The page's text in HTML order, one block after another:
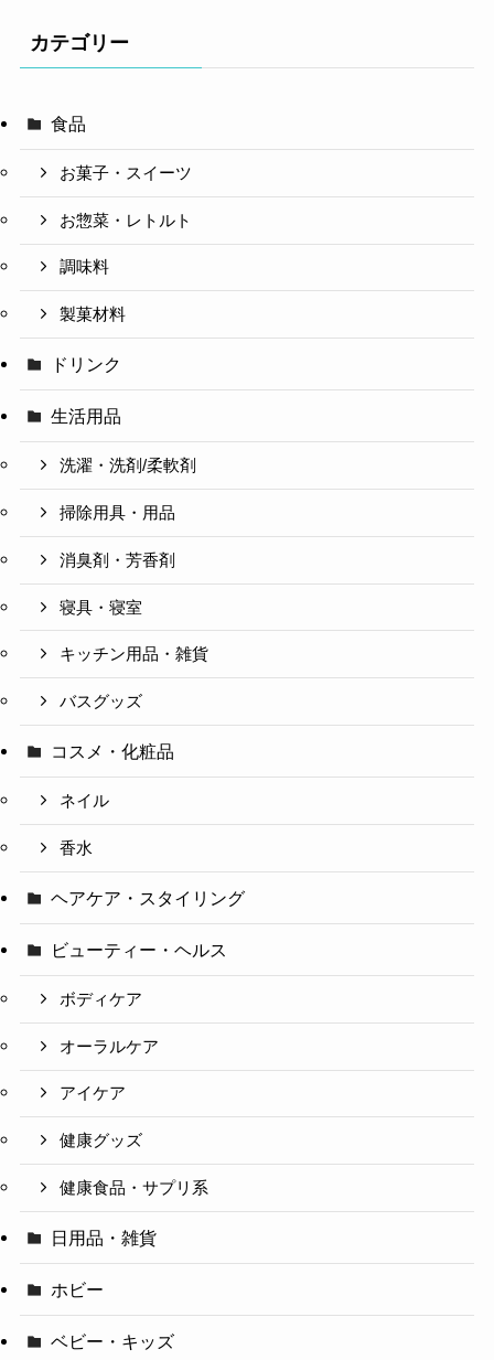
カテゴリー
食品
お菓子・スイーツ
お惣菜・レトルト
調味料
製菓材料
ドリンク
生活用品
洗濯・洗剤/柔軟剤
掃除用具・用品
消臭剤・芳香剤
寝具・寝室
キッチン用品・雑貨
バスグッズ
コスメ・化粧品
ネイル
香水
ヘアケア・スタイリング
ビューティー・ヘルス
ボディケア
オーラルケア
アイケア
健康グッズ
健康食品・サプリ系
日用品・雑貨
ホビー
ベビー・キッズ